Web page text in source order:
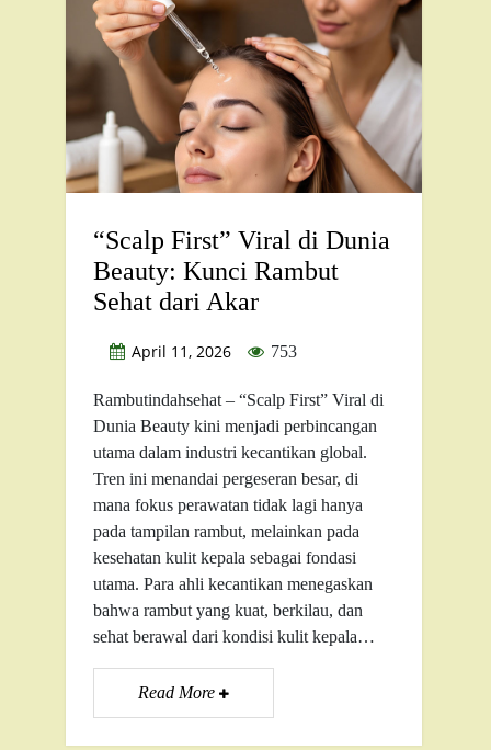
“Scalp First” Viral di Dunia
Beauty: Kunci Rambut
Sehat dari Akar
April 11, 2026 753
Rambutindahsehat – “Scalp First” Viral di
Dunia Beauty kini menjadi perbincangan
utama dalam industri kecantikan global.
Tren ini menandai pergeseran besar, di
mana fokus perawatan tidak lagi hanya
pada tampilan rambut, melainkan pada
kesehatan kulit kepala sebagai fondasi
utama. Para ahli kecantikan menegaskan
bahwa rambut yang kuat, berkilau, dan
sehat berawal dari kondisi kulit kepala…
Read More